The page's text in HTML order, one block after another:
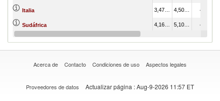
Italia 4.38
Sudáfrica 4.96
3.17
Acerca de Contacto Condiciones de uso Aspectos legales
Proveedores de datos Actualizar página : Aug-9-2026 11:57 ET